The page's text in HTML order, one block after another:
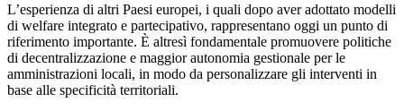
L’esperienza di altri Paesi europei, i quali dopo aver adottato modelli
di welfare integrato e partecipativo, rappresentano oggi un punto di
riferimento importante. È altresì fondamentale promuovere politiche
di decentralizzazione e maggior autonomia gestionale per le
amministrazioni locali, in modo da personalizzare gli interventi in
base alle specificità territoriali.